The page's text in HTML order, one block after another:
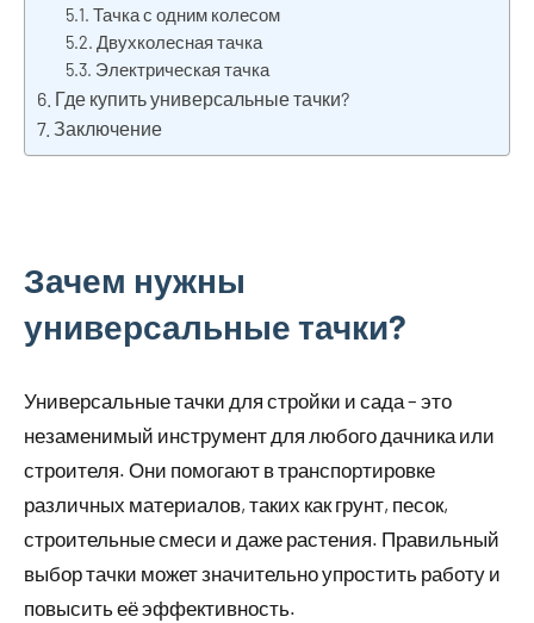
Тачка с одним колесом
Двухколесная тачка
Электрическая тачка
Где купить универсальные тачки?
Заключение
Зачем нужны
универсальные тачки?
Универсальные тачки для стройки и сада – это
незаменимый инструмент для любого дачника или
строителя. Они помогают в транспортировке
различных материалов, таких как грунт, песок,
строительные смеси и даже растения. Правильный
выбор тачки может значительно упростить работу и
повысить её эффективность.